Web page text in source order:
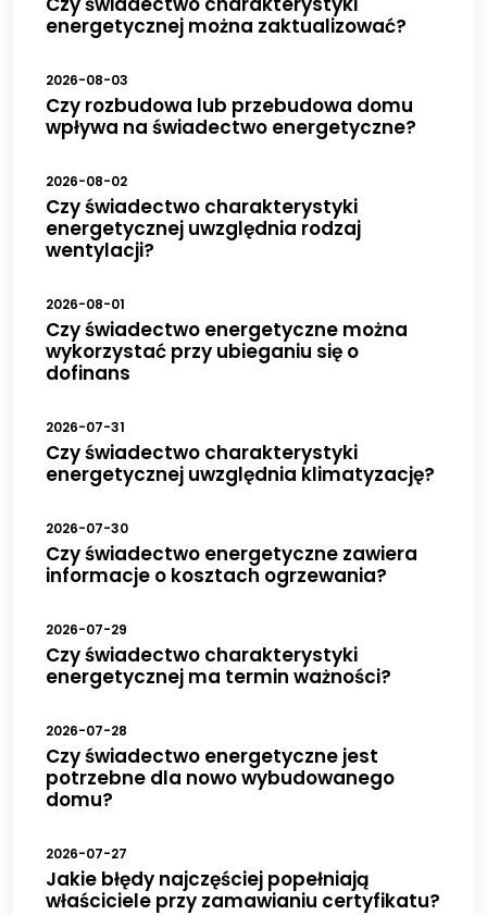
energetycznej można zaktualizować?
2026-08-03
Czy rozbudowa lub przebudowa domu
wpływa na świadectwo energetyczne?
2026-08-02
Czy świadectwo charakterystyki
energetycznej uwzględnia rodzaj
wentylacji?
2026-08-01
Czy świadectwo energetyczne można
wykorzystać przy ubieganiu się o
dofinans
2026-07-31
Czy świadectwo charakterystyki
energetycznej uwzględnia klimatyzację?
2026-07-30
Czy świadectwo energetyczne zawiera
informacje o kosztach ogrzewania?
2026-07-29
Czy świadectwo charakterystyki
energetycznej ma termin ważności?
2026-07-28
Czy świadectwo energetyczne jest
potrzebne dla nowo wybudowanego
domu?
2026-07-27
Jakie błędy najczęściej popełniają
właściciele przy zamawianiu certyfikatu?